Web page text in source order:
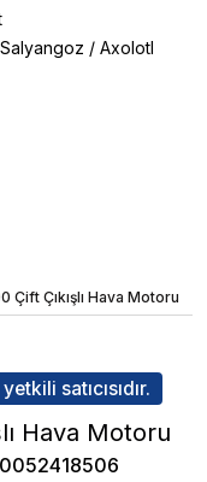
/ Axolotl
Çift Çıkışlı Hava Motoru
satıcısıdır.
Hava Motoru